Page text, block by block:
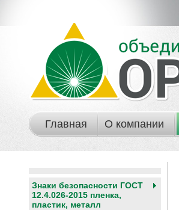
Главная О компании
Знаки безопасности ГОСТ
12.4.026-2015 пленка,
пластик, металл